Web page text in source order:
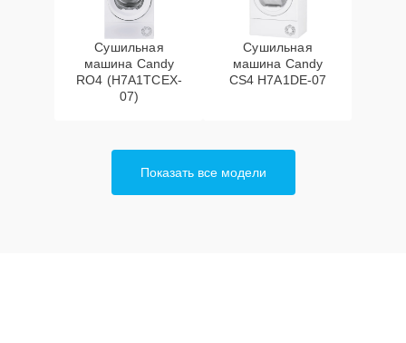
Сушильная
машина Candy
RO4 (H7A1TCEX-
07)
Сушильная
машина Candy
CS4 H7A1DE-07
Показать все модели